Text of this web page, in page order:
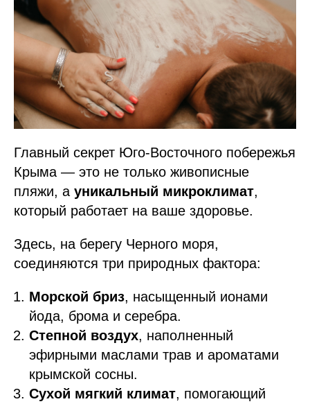
Главный секрет Юго-Восточного побережья
Крыма — это не только живописные
пляжи, а уникальный микроклимат,
который работает на ваше здоровье.
Здесь, на берегу Черного моря,
соединяются три природных фактора:
Морской бриз, насыщенный ионами
йода, брома и серебра.
Степной воздух, наполненный
эфирными маслами трав и ароматами
крымской сосны.
Сухой мягкий климат, помогающий